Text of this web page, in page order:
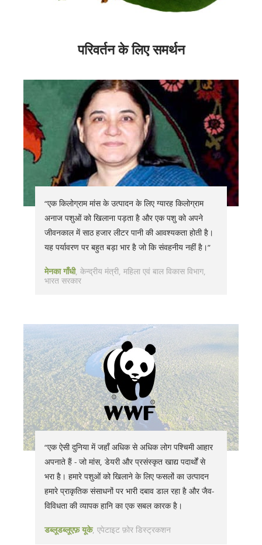
परिवर्तन के लिए समर्थन
“एक किलोग्राम मांस के उत्पादन के लिए ग्यारह किलोग्राम
अनाज पशुओं को खिलाना पड़ता है और एक पशु को अपने
जीवनकाल में साठ हजार लीटर पानी की आवश्यकता होती है।
यह पर्यावरण पर बहुत बड़ा भार है जो कि संवहनीय नहीं है।”
मेनका गाँधी केन्द्रीय मंत्री, महिला एवं बाल विकास विभाग,
भारत सरकार
“एक ऐसी दुनिया में जहाँ अधिक से अधिक लोग पश्चिमी आहार
अपनाते हैं - जो मांस, डेयरी और प्रसंस्कृत खाद्य पदार्थों से
भरा है। हमारे पशुओं को खिलाने के लिए फसलों का उत्पादन
हमारे प्राकृतिक संसाधनों पर भारी दबाव डाल रहा है और जैव-
विविधता की व्यापक हानि का एक सबल कारक है।
डब्लूडब्लूएफ़ यूके एपेटाइट फ़ोर डिस्ट्रकशन